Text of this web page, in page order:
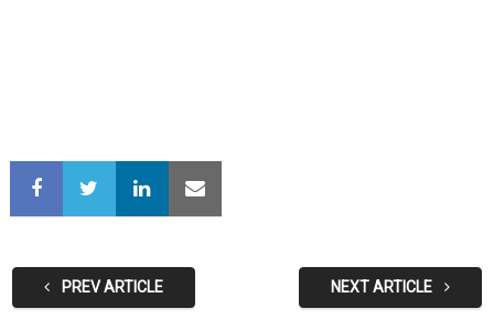
PREV ARTICLE NEXT ARTICLE